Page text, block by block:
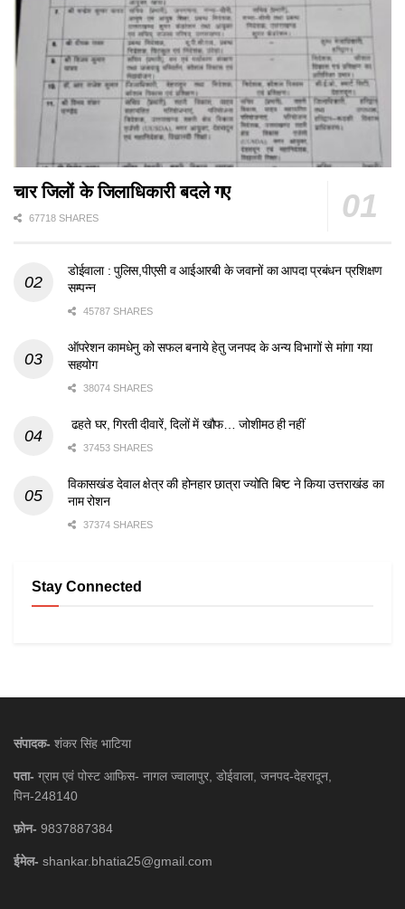
चार जिलों के जिलाधिकारी बदले गए
67718 SHARES
डोईवाला : पुलिस,पीएसी व आईआरबी के जवानों का आपदा प्रबंधन प्रशिक्षण
सम्पन्न
45787 SHARES
ऑपरेशन कामधेनु को सफल बनाये हेतु जनपद के अन्य विभागों से मांगा गया
सहयोग
38074 SHARES
ढहते घर, गिरती दीवारें, दिलों में खौफ… जोशीमठ ही नहीं
37453 SHARES
विकासखंड देवाल क्षेत्र की होनहार छात्रा ज्योति बिष्ट ने किया उत्तराखंड का
नाम रोशन
37374 SHARES
Stay Connected
संपादक- शंकर सिंह भाटिया
पता- ग्राम एवं पोस्ट आफिस- नागल ज्वालापुर, डोईवाला, जनपद-देहरादून,
पिन-248140
फ़ोन- 9837887384
ईमेल- shankar.bhatia25@gmail.com